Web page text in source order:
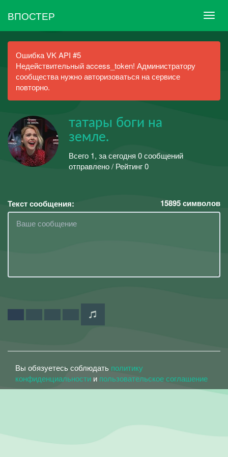
ВПОСТЕР
Ошибка VK API #5
Недействительный access_token! Администратору
сообщества нужно авторизоваться на сервисе
повторно.
татары боги на
земле.
Всего 1, за сегодня 0 сообщений
отправлено / Рейтинг 0
Текст сообщения: 15895символов
Вы обязуетесь соблюдать политику
конфиденциальности и пользовательское соглашение